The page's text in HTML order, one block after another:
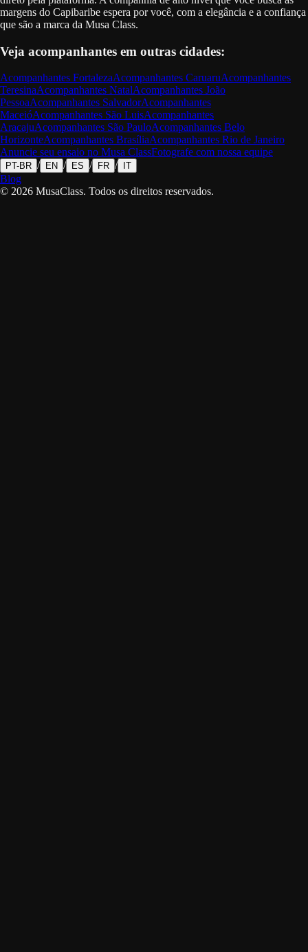
margens do Capibaribe espera por você, com a elegância e a confiança
que são a marca da Musa Class.
Veja acompanhantes em outras cidades:
Acompanhantes FortalezaAcompanhantes CaruaruAcompanhantes
TeresinaAcompanhantes NatalAcompanhantes João
PessoaAcompanhantes SalvadorAcompanhantes
MaceióAcompanhantes São LuisAcompanhantes
AracajuAcompanhantes São PauloAcompanhantes Belo
HorizonteAcompanhantes BrasíliaAcompanhantes Rio de Janeiro
Anuncie seu ensaio no Musa ClassFotografe com nossa equipe
PT-BR / EN / ES / FR / IT
Blog
© 2026 MusaClass. Todos os direitos reservados.